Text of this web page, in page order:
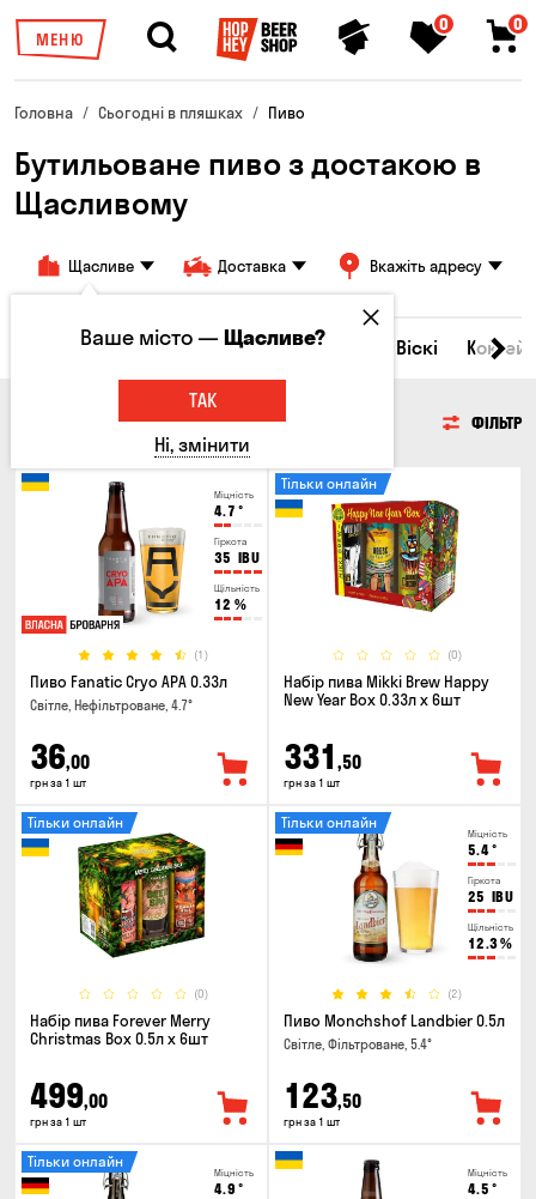
МЕНЮ
0 0
Головна Сьогодні в пляшках Пиво
Бутильоване пиво з достакою в
Щасливому
Щасливе Доставка Вкажіть адресу
Всі товари Пиво Сидр Віскі
ФІЛЬТР
Міцність
4.7 °
Гіркота
35 IBU
Щільність
12 %
(1)
Пиво Fanatic Cryo APA 0.33л
Світле, Нефільтроване, 4.7°
36,00
грн за 1 шт
(0)
Тільки онлайн
Набір пива Mikki Brew Happy
New Year Box 0.33л x 6шт
331 ,50
грн за 1 шт
(0)
Тільки онлайн
Набір пива Forever Merry
Christmas Box 0.5л x 6шт
499,00
грн за 1 шт
Міцність
5.4°
Гіркота
25 IBU
Щільність
12.3%
(2)
Тільки онлайн
Пиво Monchshof Landbier 0.5л
Світле, Фільтроване, 5.4°
123,50
грн за 1 шт
Міцність
4.9 °
Тільки онлайн
Міцність
4.5 °
Ваше місто —Щасливе?
ТАК
Ні, змінити